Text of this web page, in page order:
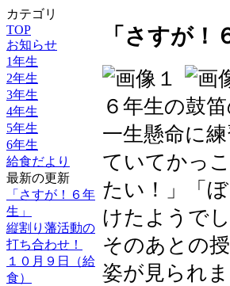
カテゴリ
TOP
お知らせ
1年生
2年生
3年生
4年生
5年生
6年生
給食だより
最新の更新
「さすが！６年
生」
縦割り藩活動の
打ち合わせ！
１０月９日（給
食）
「さすが！
６年生の鼓
一生懸命に
ていてかっ
たい！」「
けたようでし
そのあとの
姿が見られま